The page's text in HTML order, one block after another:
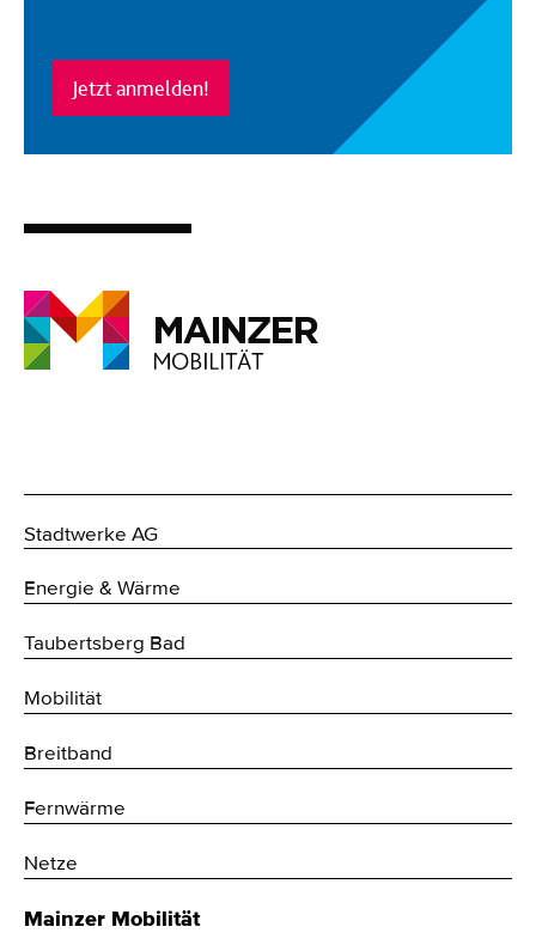
Jetzt anmelden!
Stadtwerke AG
Energie & Wärme
Taubertsberg Bad
Mobilität
Breitband
Fernwärme
Netze
Mainzer Mobilität